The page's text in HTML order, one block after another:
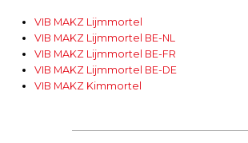
VIB MAKZ Lijmmortel
VIB MAKZ Lijmmortel BE-NL
VIB MAKZ Lijmmortel BE-FR
VIB MAKZ Lijmmortel BE-DE
VIB MAKZ Kimmortel